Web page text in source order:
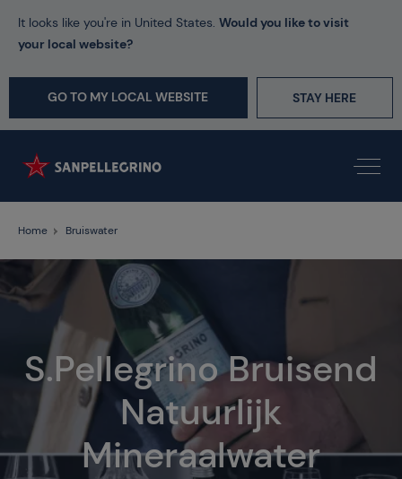
It looks like you're in United States. Would you like to visit
your local website?
GO TO MY LOCAL WEBSITE STAY HERE
Home Bruiswater
S.Pellegrino Bruisend
Natuurlijk
Mineraalwater